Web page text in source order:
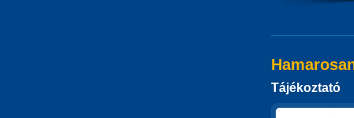
Tájékoztató